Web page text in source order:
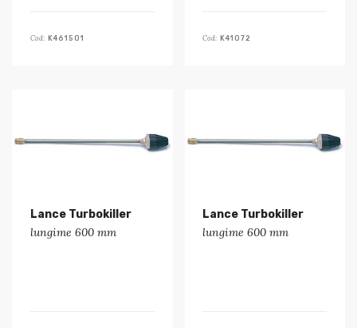
Cod: K461501 Cod: K41072
Lance Turbokiller
lungime 600 mm
Lance Turbokiller
lungime 600 mm